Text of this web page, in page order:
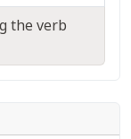
the verb